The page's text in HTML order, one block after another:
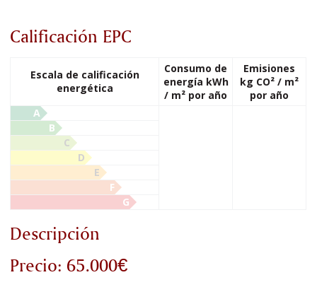
Calificación EPC
Escala de calificación
energética
Consumo de
energía kWh
/ m² por año
Emisiones
kg CO² / m²
por año
A
B
C
D
E
F
G
Descripción
Precio: 65.000€